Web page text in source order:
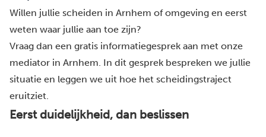
Willen jullie scheiden in Arnhem of omgeving en eerst
weten waar jullie aan toe zijn?
Vraag dan een gratis informatiegesprek aan met onze
mediator in Arnhem. In dit gesprek bespreken we jullie
situatie en leggen we uit hoe het scheidingstraject
eruitziet.
Eerst duidelijkheid, dan beslissen